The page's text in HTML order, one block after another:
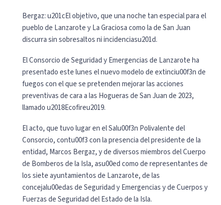
Bergaz: u201cEl objetivo, que una noche tan especial para el
pueblo de Lanzarote y La Graciosa como la de San Juan
discurra sin sobresaltos ni incidenciasu201d.
El Consorcio de Seguridad y Emergencias de Lanzarote ha
presentado este lunes el nuevo modelo de extinciu00f3n de
fuegos con el que se pretenden mejorar las acciones
preventivas de cara a las Hogueras de San Juan de 2023,
llamado u2018Ecofireu2019.
El acto, que tuvo lugar en el Salu00f3n Polivalente del
Consorcio, contu00f3 con la presencia del presidente de la
entidad, Marcos Bergaz, y de diversos miembros del Cuerpo
de Bomberos de la Isla, asu00ed como de representantes de
los siete ayuntamientos de Lanzarote, de las
concejalu00edas de Seguridad y Emergencias y de Cuerpos y
Fuerzas de Seguridad del Estado de la Isla.